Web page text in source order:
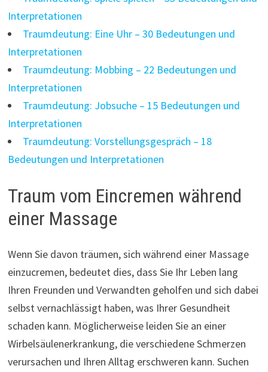
Interpretationen
Traumdeutung: Eine Uhr – 30 Bedeutungen und
Interpretationen
Traumdeutung: Mobbing – 22 Bedeutungen und
Interpretationen
Traumdeutung: Jobsuche – 15 Bedeutungen und
Interpretationen
Traumdeutung: Vorstellungsgespräch – 18
Bedeutungen und Interpretationen
Traum vom Eincremen während
einer Massage
Wenn Sie davon träumen, sich während einer Massage
einzucremen, bedeutet dies, dass Sie Ihr Leben lang
Ihren Freunden und Verwandten geholfen und sich dabei
selbst vernachlässigt haben, was Ihrer Gesundheit
schaden kann. Möglicherweise leiden Sie an einer
Wirbelsäulenerkrankung, die verschiedene Schmerzen
verursachen und Ihren Alltag erschweren kann. Suchen